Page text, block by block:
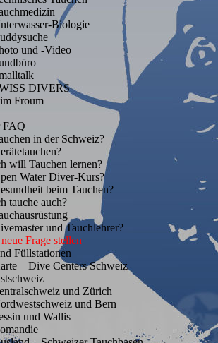
Biologie
und -Video
DIVERS
Froum
FAQ
in der Schweiz?
will Tauchen lernen?
Water Diver-Kurs?
beim Tauchen?
tauche auch?
und Tauchlehrer?
Frage stellen
Füllstationen
– Dive Centers Schweiz
und Zürich
und Bern
und Wallis